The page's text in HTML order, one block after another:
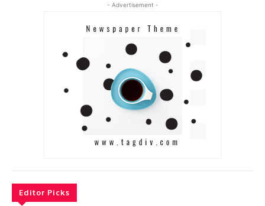
- Advertisement -
Editor Picks